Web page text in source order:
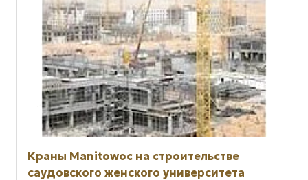
Краны Manitowoc на строительстве
саудовского женского университета